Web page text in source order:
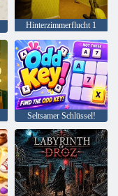
Hinterzimmerflucht 1
Seltsamer Schlüssel!